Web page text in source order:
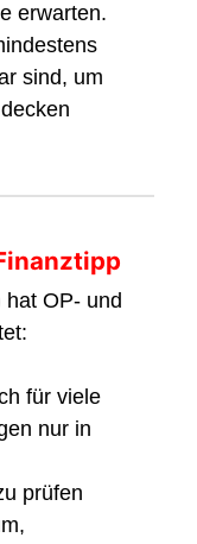
erwarten.
sind, um
OP- und
für viele
nur in
prüfen